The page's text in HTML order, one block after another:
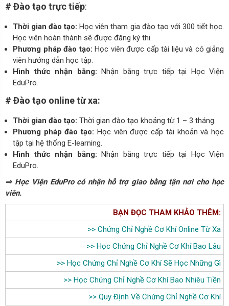
# Đào tạo trực tiếp:
Thời gian đào tạo: Học viên tham gia đào tạo với 300 tiết học.
Học viên hoàn thành sẽ được đăng ký thi.
Phương pháp đào tạo: Học viên được cấp tài liệu và có giảng
viên hướng dẫn học tập.
Hình thức nhận bằng: Nhận bằng trực tiếp tại Học Viện
EduPro.
# Đào tạo online từ xa:
Thời gian đào tạo: Thời gian đào tạo khoảng từ 1 – 3 tháng.
Phương pháp đào tạo: Học viên được cấp tài khoản và học
tập tại hệ thống E-learning.
Hình thức nhận bằng: Nhận bằng trực tiếp tại Học Viện
EduPro.
⇒ Học Viện EduPro có nhận hỗ trợ giao bằng tận nơi cho học
viên.
BẠN ĐỌC THAM KHẢO THÊM:
>> Chứng Chỉ Nghề Cơ Khí Online Từ Xa
>> Học Chứng Chỉ Nghề Cơ Khí Bao Lâu
>> Học Chứng Chỉ Nghề Cơ Khí Sẽ Học Những Gì
>> Học Chứng Chỉ Nghề Cơ Khí Bao Nhiêu Tiền
>> Quy Định Về Chứng Chỉ Nghề Cơ Khí